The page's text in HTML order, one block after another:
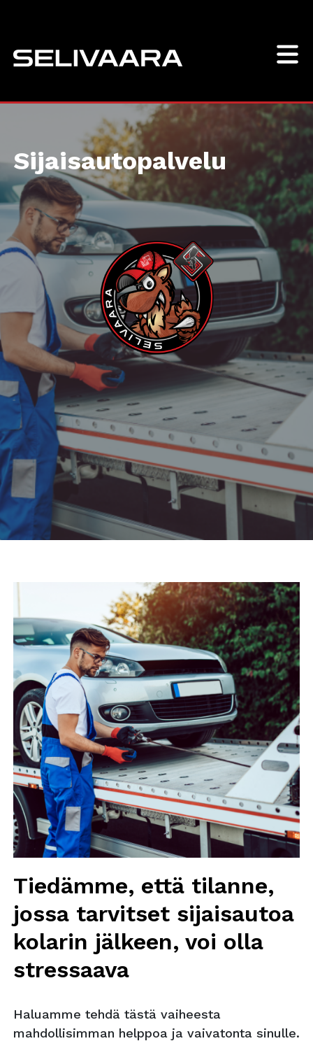
Sijaisautopalvelu
Tiedämme, että tilanne,
jossa tarvitset sijaisautoa
kolarin jälkeen, voi olla
stressaava
Haluamme tehdä tästä vaiheesta
mahdollisimman helppoa ja vaivatonta sinulle.